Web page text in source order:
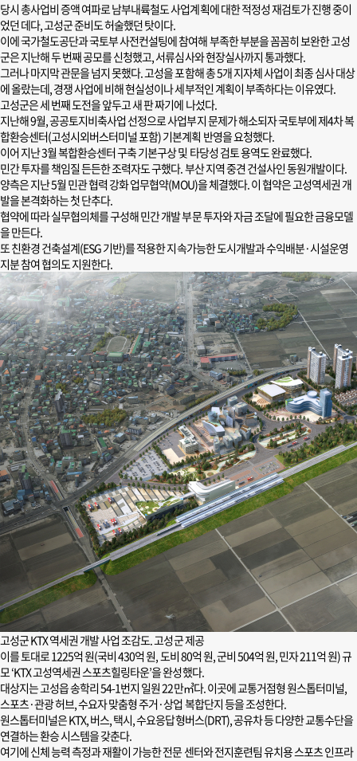
당시 총사업비 증액 여파로 남부내륙철도 사업계획에 대한 적정성 재검토가 진행 중이
었던 데다, 고성군 준비도 허술했던 탓이다.
이에 국가철도공단과 국토부 사전컨설팅에 참여해 부족한 부분을 꼼꼼히 보완한 고성
군은 지난해 두 번째 공모를 신청했고, 서류심사와 현장실사까지 통과했다.
그러나 마지막 관문을 넘지 못했다. 고성을 포함해 총 5개 지자체 사업이 최종 심사 대상
에 올랐는데, 경쟁 사업에 비해 현실성이나 세부적인 계획이 부족하다는 이유였다.
고성군은 세 번째 도전을 앞두고 새 판 짜기에 나섰다.
지난해 9월, 공공토지비축사업 선정으로 사업부지 문제가 해소되자 국토부에 제4차 복
합환승센터(고성시외버스터미널 포함) 기본계획 반영을 요청했다.
이어 지난 3월 복합환승센터 구축 기본구상 및 타당성 검토 용역도 완료했다.
민간 투자를 책임질 든든한 조력자도 구했다. 부산 지역 중견 건설사인 동원개발이다.
양측은 지난 5월 민관 협력 강화 업무협약(MOU)을 체결했다. 이 협약은 고성역세권 개
발을 본격화하는 첫 단추다.
협약에 따라 실무협의체를 구성해 민간 개발 부문 투자와 자금 조달에 필요한 금융모델
을 만든다.
또 친환경 건축설계(ESG 기반)를 적용한 지속가능한 도시개발과 수익배분·시설운영
지분 참여 협의도 지원한다.
고성군 KTX 역세권 개발 사업 조감도. 고성군 제공
이를 토대로 1225억 원(국비 430억 원, 도비 80억 원, 군비 504억 원, 민자 211억 원) 규
모 ‘KTX 고성역세권 스포츠힐링타운’을 완성했다.
대상지는 고성읍 송학리 54-1번지 일원 22만㎥다. 이곳에 교통거점형 원스톱터미널,
스포츠·관광 허브, 수요자 맞춤형 주거·상업 복합단지 등을 조성한다.
원스톱터미널은 KTX, 버스, 택시, 수요응답형버스(DRT), 공유차 등 다양한 교통수단을
연결하는 환승 시스템을 갖춘다.
여기에 신체 능력 측정과 재활이 가능한 전문 센터와 전지훈련팀 유치용 스포츠 인프라